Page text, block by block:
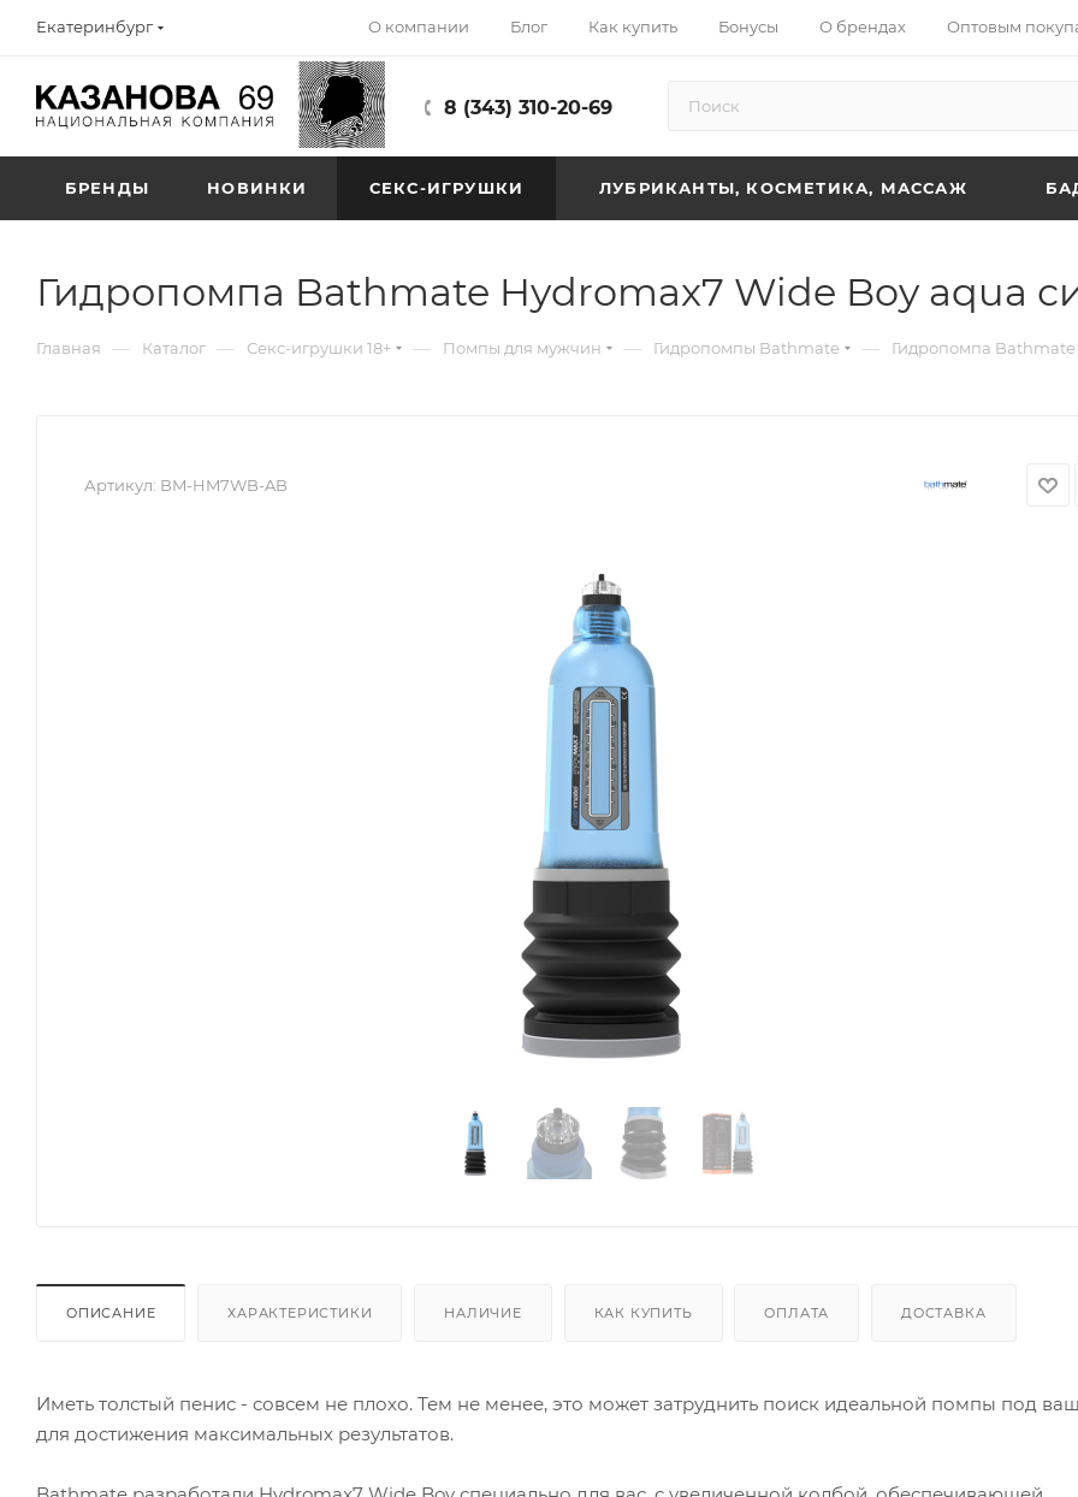
Екатеринбург О компании Блог Как купить Бонусы О брендах Оптовым
8 (343) 310-20-69
БРЕНДЫ НОВИНКИ СЕКС-ИГРУШКИ ЛУБРИКАНТЫ, КОСМЕТИКА, МАССАЖ
Гидропомпа Bathmate Hydromax7 Wide Boy aqua
Главная — Каталог — Секс-игрушки 18+ — Помпы для мужчин — Гидропомпы Bathmate — Гидропомпа
Артикул: BM-HM7WB-AB
ОПИСАНИЕ ХАРАКТЕРИСТИКИ НАЛИЧИЕ КАК КУПИТЬ ОПЛАТА ДОСТАВКА
Иметь толстый пенис - совсем не плохо. Тем не менее, это может затруднить поиск идеальной помпы под
для достижения максимальных результатов.